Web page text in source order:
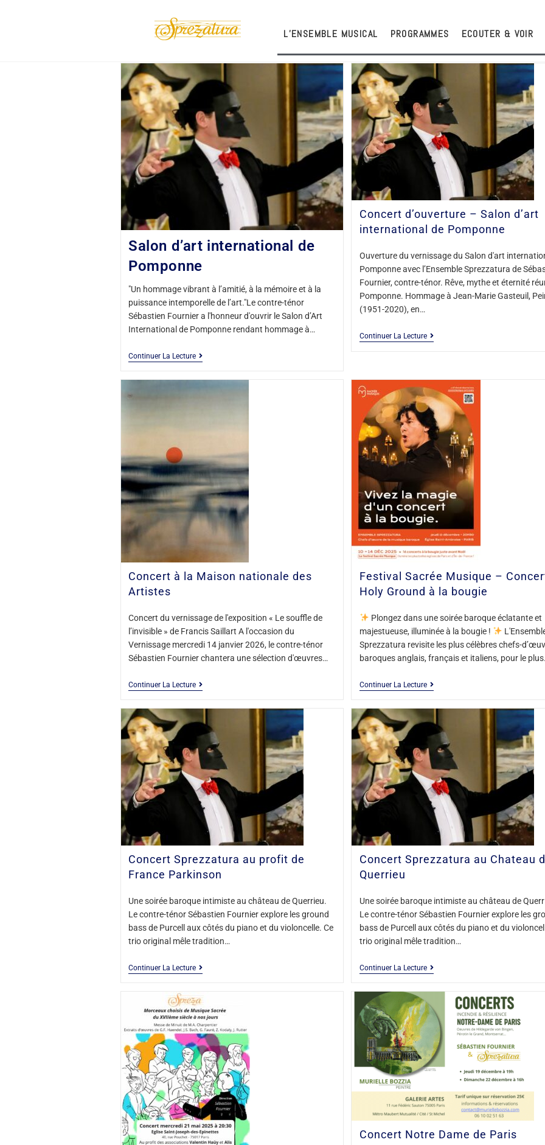
L’ENSEMBLE MUSICAL PROGRAMMES ECOUTER & VOIR
Salon d’art international de
Pomponne
"Un hommage vibrant à l’amitié, à la mémoire et à la
puissance intemporelle de l’art."Le contre-ténor
Sébastien Fournier a l'honneur d'ouvrir le Salon d’Art
International de Pomponne rendant hommage à…
Continuer La Lecture
Concert d’ouverture – Salon d’art
international de Pomponne
Ouverture du vernissage du Salon d'art
Pomponne avec l’Ensemble Sprezzatura de
Fournier, contre-ténor. Rêve, mythe et éternité
Pomponne. Hommage à Jean-Marie Gasteuil,
(1951-2020), en…
Continuer La Lecture
Concert à la Maison nationale des
Artistes
Concert du vernissage de l'exposition « Le souffle de
l’invisible » de Francis Saillart A l'occasion du
Vernissage mercredi 14 janvier 2026, le contre-ténor
Sébastien Fournier chantera une sélection d'œuvres…
Continuer La Lecture
Festival Sacrée Musique –
Holy Ground à la bougie
Plongez dans une soirée baroque éclatante et
majestueuse, illuminée à la bougie !
Sprezzatura revisite les plus célèbres chefs-
baroques anglais, français et italiens, pour le
Continuer La Lecture
Concert Sprezzatura au profit de
France Parkinson
Une soirée baroque intimiste au château de Querrieu.
Le contre-ténor Sébastien Fournier explore les ground
bass de Purcell aux côtés du piano et du violoncelle. Ce
trio original mêle tradition…
Continuer La Lecture
Concert Sprezzatura au Chateau
Querrieu
Une soirée baroque intimiste au château de
Le contre-ténor Sébastien Fournier explore les
bass de Purcell aux côtés du piano et du
trio original mêle tradition…
Continuer La Lecture
Concert Notre Dame de Paris